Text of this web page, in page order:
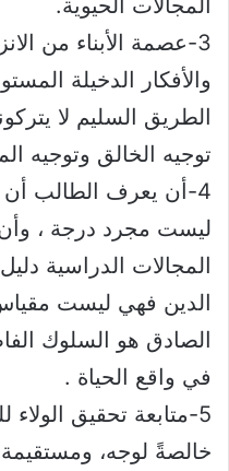
المجالات الحيوية.
3-عصمة الأبناء من
والأفكار الدخيلة
الطريق السليم لا
توجيه الخالق وتوجيه
4-أن يعرف الطالب
ليست مجرد درجة ،
المجالات الدراسية
الدين فهي ليست مقياس
الصادق هو السلوك
في واقع الحياة .
5-متابعة تحقيق
خالصةً لوجه،